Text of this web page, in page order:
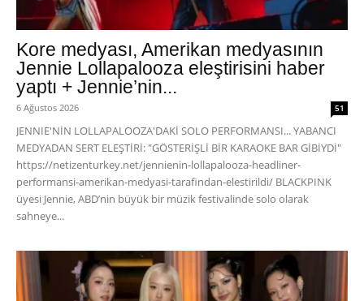
Kore medyası, Amerikan medyasının
Jennie Lollapalooza eleştirisini haber
yaptı + Jennie’nin...
6 Ağustos 2026 51
JENNIE'NİN LOLLAPALOOZA'DAKİ SOLO PERFORMANSI... YABANCI
MEDYADAN SERT ELEŞTİRİ: "GÖSTERİŞLİ BİR KARAOKE BAR GİBİYDİ"
https://netizenturkey.net/jennienin-lollapalooza-headliner-
performansi-amerikan-medyasi-tarafindan-elestirildi/ BLACKPINK
üyesi Jennie, ABD’nin büyük bir müzik festivalinde solo olarak
sahneye...